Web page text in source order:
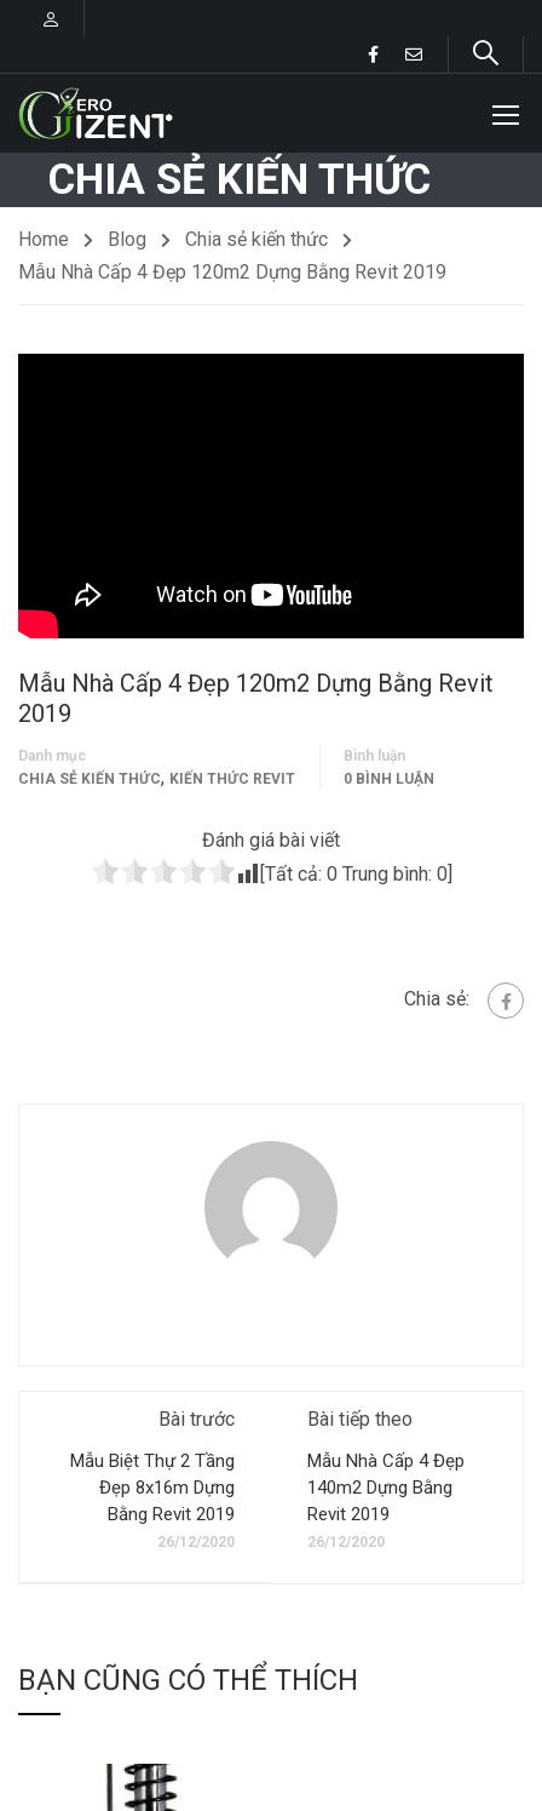
CHIA SẺ KIẾN THỨC
Home Blog
Chia sẻ kiến thức
Mẫu Nhà Cấp 4 Đẹp 120m2 Dựng Bằng Revit 2019
Mẫu Nhà Cấp 4 Đẹp 120m2 Dựng Bằng Revit
2019
Danh mục
CHIA SẺ KIẾN THỨC, KIẾN THỨC REVIT
Bình luận
0 BÌNH LUẬN
Đánh giá bài viết
[Tất cả: 0 Trung bình: 0]
Chia sẻ:
Bài trước
Mẫu Biệt Thự 2 Tầng
Đẹp 8x16m Dựng
Bằng Revit 2019
26/12/2020
Bài tiếp theo
Mẫu Nhà Cấp 4 Đẹp
140m2 Dựng Bằng
Revit 2019
26/12/2020
BẠN CŨNG CÓ THỂ THÍCH